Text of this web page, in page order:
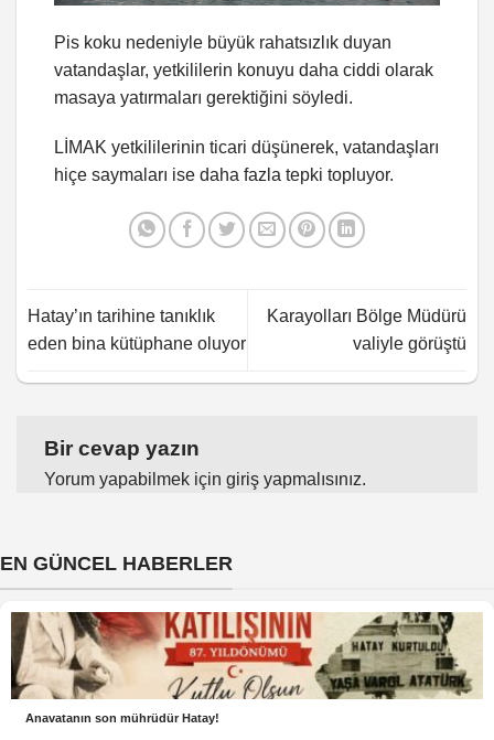
Pis koku nedeniyle büyük rahatsızlık duyan
vatandaşlar, yetkililerin konuyu daha ciddi olarak
masaya yatırmaları gerektiğini söyledi.
LİMAK yetkililerinin ticari düşünerek, vatandaşları
hiçe saymaları ise daha fazla tepki topluyor.
Hatay’ın tarihine tanıklık
eden bina kütüphane oluyor
Karayolları Bölge Müdürü
valiyle görüştü
Bir cevap yazın
Yorum yapabilmek için giriş yapmalısınız.
EN GÜNCEL HABERLER
Anavatanın son mührüdür Hatay!